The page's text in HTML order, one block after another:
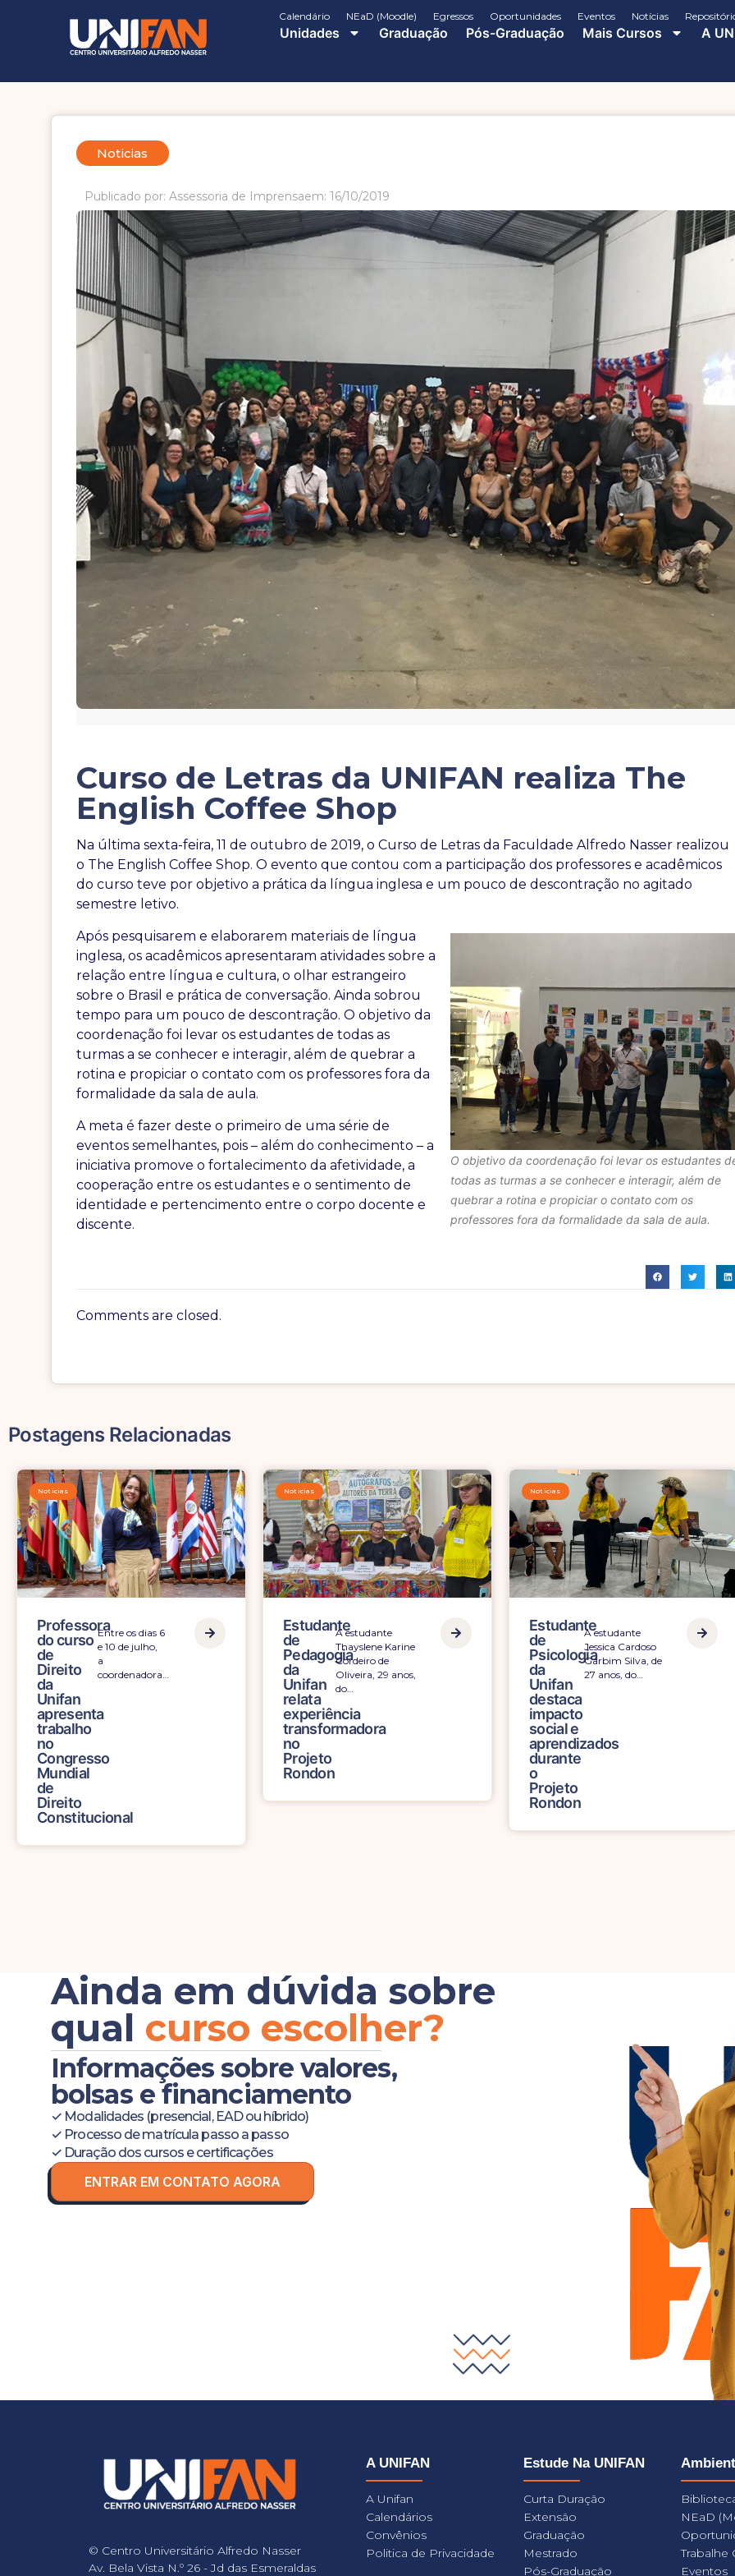
Calendário NEaD (Moodle) Egressos Oportunidades Eventos Notícias
Unidades Graduação Pós-Graduação Mais Cursos A
Noticias
Publicado por: Assessoria de Imprensaem: 16/10/2019
Curso de Letras da UNIFAN realiza The
English Coffee Shop
Na última sexta-feira, 11 de outubro de 2019, o Curso de Letras da Faculdade Alfredo Nasser realizou
o The English Coffee Shop. O evento que contou com a participação dos professores e acadêmicos
do curso teve por objetivo a prática da língua inglesa e um pouco de descontração no agitado
semestre letivo.
O objetivo da coordenação foi levar os estudantes
todas as turmas a se conhecer e interagir, além de
quebrar a rotina e propiciar o contato com os
professores fora da formalidade da sala de aula.
Após pesquisarem e elaborarem materiais de língua
inglesa, os acadêmicos apresentaram atividades sobre a
relação entre língua e cultura, o olhar estrangeiro
sobre o Brasil e prática de conversação. Ainda sobrou
tempo para um pouco de descontração. O objetivo da
coordenação foi levar os estudantes de todas as
turmas a se conhecer e interagir, além de quebrar a
rotina e propiciar o contato com os professores fora da
formalidade da sala de aula.
A meta é fazer deste o primeiro de uma série de
eventos semelhantes, pois – além do conhecimento – a
iniciativa promove o fortalecimento da afetividade, a
cooperação entre os estudantes e o sentimento de
identidade e pertencimento entre o corpo docente e
discente.
Comments are closed.
Postagens Relacionadas
Noticias
Professora
do curso
de
Direito
Constitucional
Entre os dias 6
Noticias
Estudante
de
Pedagogia
da
Unifan
transformadora
A estudante
Thayslene Karine
Oliveira, 29 anos,
de
Psicologia
da
Unifan
aprendizados
A estudante
Ainda em dúvida sobre
qual curso escolher?
Informações sobre valores,
bolsas e financiamento
✓ Modalidades (presencial, EAD ou híbrido)
✓ Processo de matrícula passo a passo
✓ Duração dos cursos e certificações
ENTRAR EM CONTATO AGORA
© Centro Universitário Alfredo Nasser
Av. Bela Vista N.º 26 - Jd das Esmeraldas
A UNIFAN
A Unifan
Calendários
Convênios
Politica de Privacidade
Estude Na UNIFAN
Curta Duração
Extensão
Graduação
Mestrado
Pós-Graduação
NEaD
Trabalhe
Eventos